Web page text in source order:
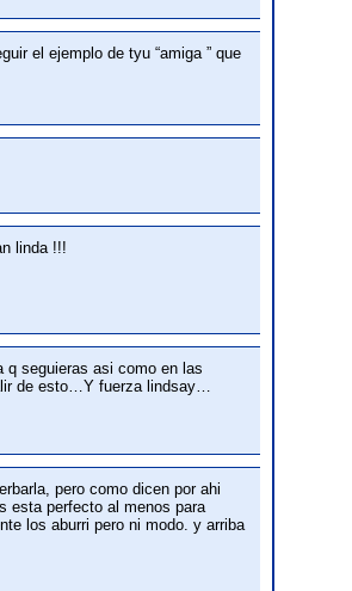
el ejemplo de tyu “amiga ” que
linda !!!
seguieras asi como en las
de esto…Y fuerza lindsay…
pero como dicen por ahi
esta perfecto al menos para
los aburri pero ni modo. y arriba